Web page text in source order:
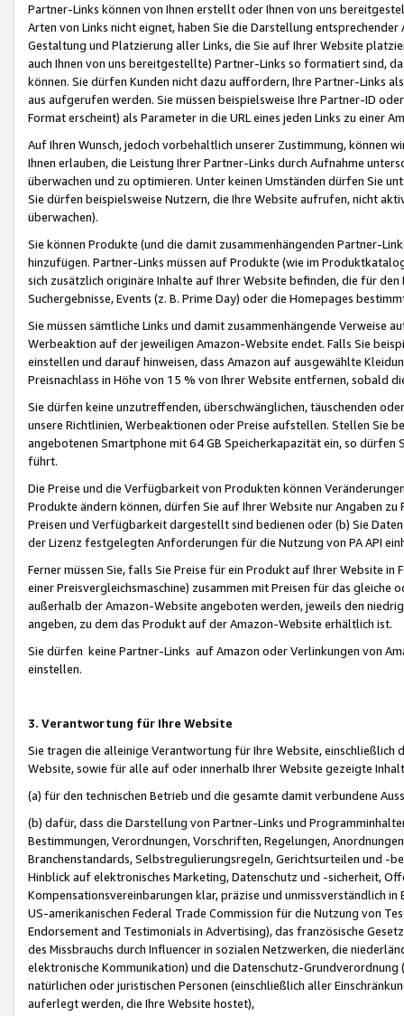
Partner-Links können von Ihnen erstellt oder Ihnen von uns
Arten von Links nicht eignet, haben Sie die Darstellung
Gestaltung und Platzierung aller Links, die Sie auf Ihrer Website
auch Ihnen von uns bereitgestellte) Partner-Links so formatiert sind,
können. Sie dürfen Kunden nicht dazu auffordern, Ihre Partner-Links
aus aufgerufen werden. Sie müssen beispielsweise Ihre Partner-ID
Format erscheint) als Parameter in die URL eines jeden Links zu einer
Auf Ihren Wunsch, jedoch vorbehaltlich unserer Zustimmung, können
Ihnen erlauben, die Leistung Ihrer Partner-Links durch Aufnahme
überwachen und zu optimieren. Unter keinen Umständen dürfen Sie
Sie dürfen beispielsweise Nutzern, die Ihre Website aufrufen, nicht
überwachen).
Sie können Produkte (und die damit zusammenhängenden Partner-
hinzufügen. Partner-Links müssen auf Produkte (wie im
sich zusätzlich originäre Inhalte auf Ihrer Website befinden, die für
Suchergebnisse, Events (z. B. Prime Day) oder die Homepages
Sie müssen sämtliche Links und damit zusammenhängende
Werbeaktion auf der jeweiligen Amazon-Website endet. Falls Sie
einstellen und darauf hinweisen, dass Amazon auf ausgewählte
Preisnachlass in Höhe von 15 % von Ihrer Website entfernen, sobald
Sie dürfen keine unzutreffenden, überschwänglichen, täuschenden
unsere Richtlinien, Werbeaktionen oder Preise aufstellen. Stellen Sie
angebotenen Smartphone mit 64 GB Speicherkapazität ein, so dürfen
führt.
Die Preise und die Verfügbarkeit von Produkten können
Produkte ändern können, dürfen Sie auf Ihrer Website nur Angaben
Preisen und Verfügbarkeit dargestellt sind bedienen oder (b) Sie
der Lizenz festgelegten Anforderungen für die Nutzung von PA API
Ferner müssen Sie, falls Sie Preise für ein Produkt auf Ihrer Website
einer Preisvergleichsmaschine) zusammen mit Preisen für das
außerhalb der Amazon-Website angeboten werden, jeweils den
angeben, zu dem das Produkt auf der Amazon-Website erhältlich ist.
Sie dürfen keine Partner-Links auf Amazon oder Verlinkungen von
einstellen.
3. Verantwortung für Ihre Website
Sie tragen die alleinige Verantwortung für Ihre Website,
Website, sowie für alle auf oder innerhalb Ihrer Website gezeigte
(a) für den technischen Betrieb und die gesamte damit verbundene
(b) dafür, dass die Darstellung von Partner-Links und
Bestimmungen, Verordnungen, Vorschriften, Regelungen,
Branchenstandards, Selbstregulierungsregeln, Gerichtsurteilen und -
Hinblick auf elektronisches Marketing, Datenschutz und -sicherheit,
Kompensationsvereinbarungen klar, präzise und unmissverständlich
US-amerikanischen Federal Trade Commission für die Nutzung von
Endorsement and Testimonials in Advertising), das französische
des Missbrauchs durch Influencer in sozialen Netzwerken, die
elektronische Kommunikation) und die Datenschutz-
natürlichen oder juristischen Personen (einschließlich aller
auferlegt werden, die Ihre Website hostet),